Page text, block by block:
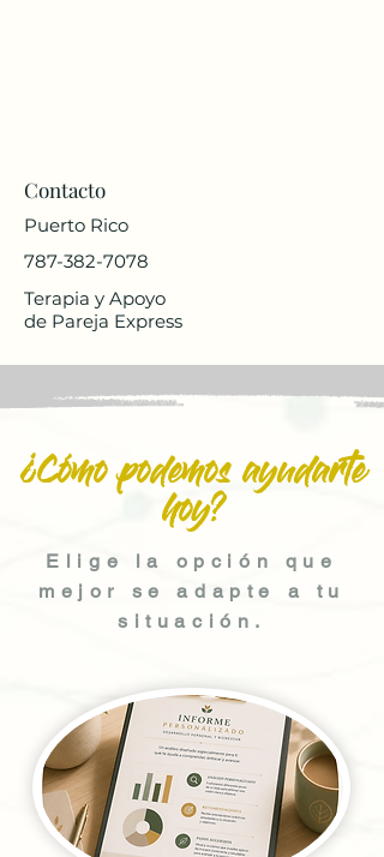
Contacto
Puerto Rico
787-382-7078
Terapia y Apoyo
de Pareja Express
¿Cómo podemos ayudarte
hoy?
Elige la opción que
mejor se adapte a tu
situación.